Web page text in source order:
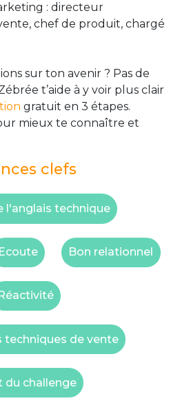
: directeur
chef de produit, chargé
sur ton avenir ? Pas de
t’aide à y voir plus clair
gratuit en 3 étapes.
mieux te connaître et
clefs
l'anglais technique
Ecoute Bon relationnel
Réactivité
techniques de vente
du challenge